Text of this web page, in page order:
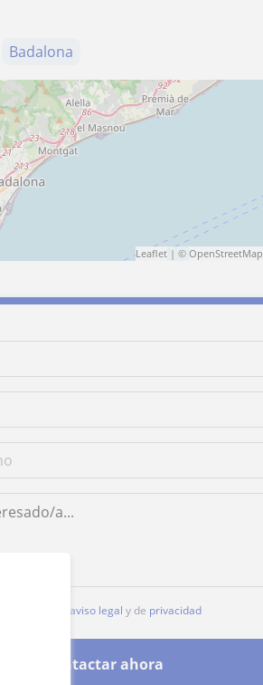
Badalona
Leaflet| © OpenStreetMap
aviso legal y de privacidad
Contactar ahora